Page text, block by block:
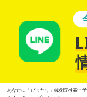
あなたに「ぴったり」鍼灸院検索・予